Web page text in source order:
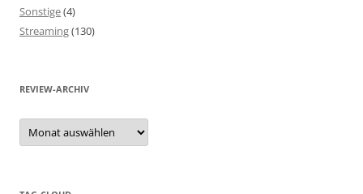
Sonstige(4)
Streaming(130)
REVIEW-ARCHIV
Review-
Archiv